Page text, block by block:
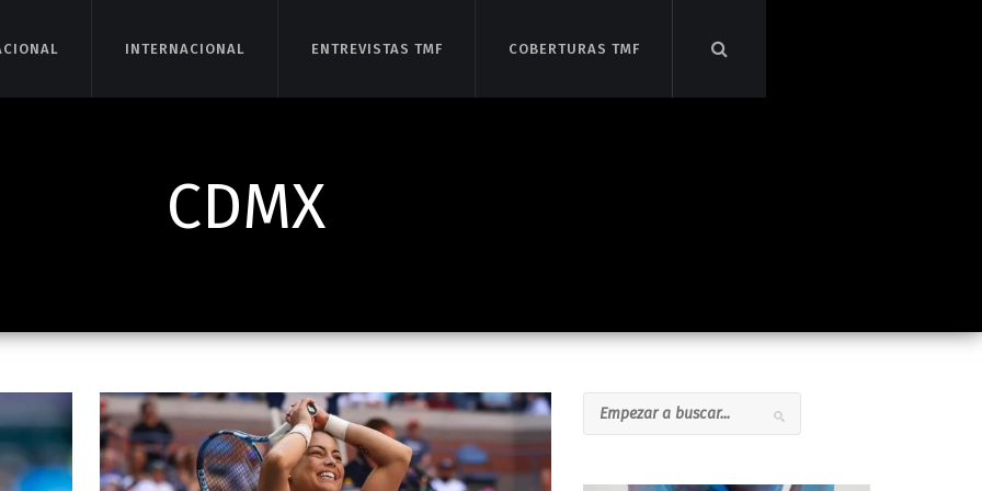
INTERNACIONAL
INTERNACIONAL ENTREVISTAS TMF
ENTREVISTAS TMF COBERTURAS TMF
COBERTURAS TMF
CDMX